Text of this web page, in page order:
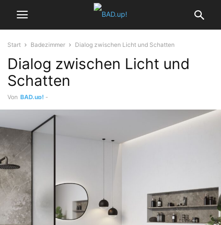
Start Badezimmer Dialog zwischen Licht und Schatten
Dialog zwischen Licht und
Schatten
Von BAD.up! -